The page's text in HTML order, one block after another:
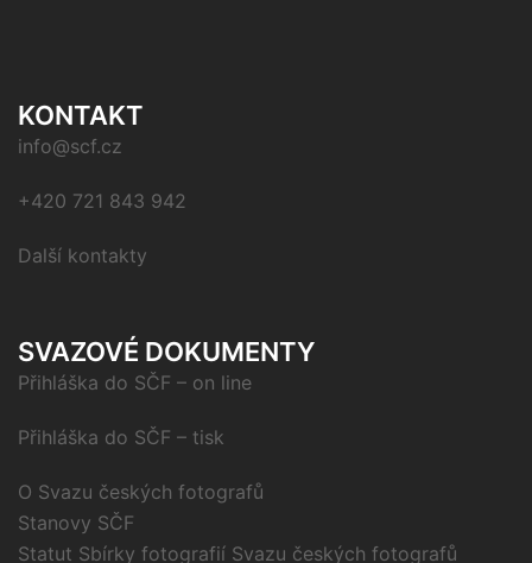
KONTAKT
info@scf.cz
+420 721 843 942
Další kontakty
SVAZOVÉ DOKUMENTY
Přihláška do SČF – on line
Přihláška do SČF – tisk
O Svazu českých fotografů
Stanovy SČF
Statut Sbírky fotografií Svazu českých fotografů